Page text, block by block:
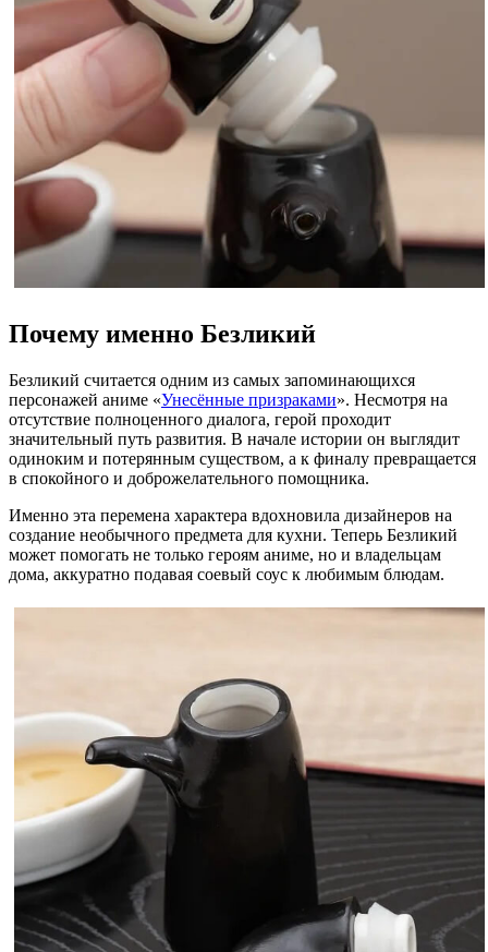
Почему именно Безликий
Безликий считается одним из самых запоминающихся
персонажей аниме «Унесённые призраками». Несмотря на
отсутствие полноценного диалога, герой проходит
значительный путь развития. В начале истории он выглядит
одиноким и потерянным существом, а к финалу превращается
в спокойного и доброжелательного помощника.
Именно эта перемена характера вдохновила дизайнеров на
создание необычного предмета для кухни. Теперь Безликий
может помогать не только героям аниме, но и владельцам
дома, аккуратно подавая соевый соус к любимым блюдам.